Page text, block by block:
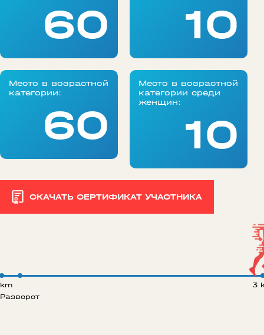
60 10
Место в возрастной
категории:
60
Место в возрастной
категории среди
женщин:
10
СКАЧАТЬ СЕРТИФИКАТ УЧАСТНИКА
Разворот
3